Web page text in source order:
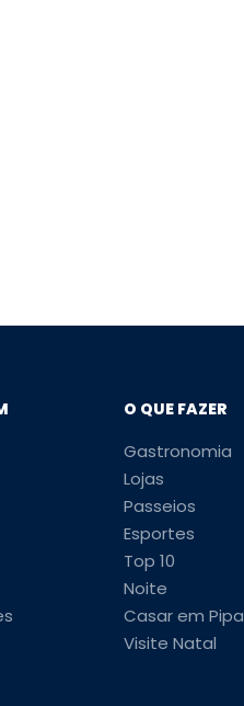
O QUE FAZER
Gastronomia
Lojas
Passeios
Esportes
Top 10
Noite
Casar em Pipa
Visite Natal